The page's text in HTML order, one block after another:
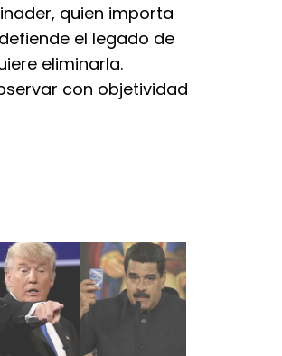
quien importa
el legado de
eliminarla.
con objetividad